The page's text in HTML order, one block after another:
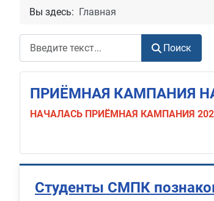
Вы здесь: Главная
Поиск
ПРИЁМНАЯ КАМПАНИЯ
НАЧАЛАСЬ ПРИЁМНАЯ КАМПАНИЯ
Студенты СМПК